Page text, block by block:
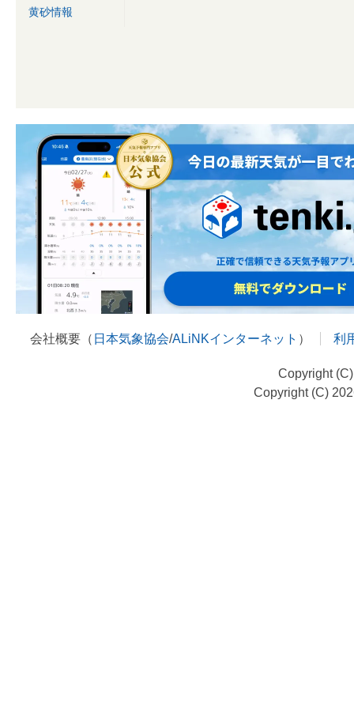
黄砂情報
会社概要（ 日本気象協会/ALiNKインターネット ） 利
Copyright
Copyright (C)